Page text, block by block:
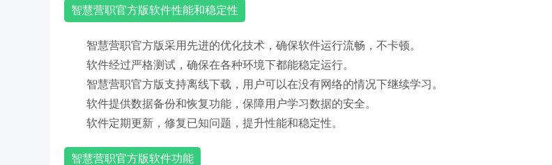
智慧营职官方版软件性能和稳定性
智慧营职官方版采用先进的优化技术，确保软件运行流畅，不卡顿。
软件经过严格测试，确保在各种环境下都能稳定运行。
智慧营职官方版支持离线下载，用户可以在没有网络的情况下继续学习。
软件提供数据备份和恢复功能，保障用户学习数据的安全。
软件定期更新，修复已知问题，提升性能和稳定性。
智慧营职官方版软件功能